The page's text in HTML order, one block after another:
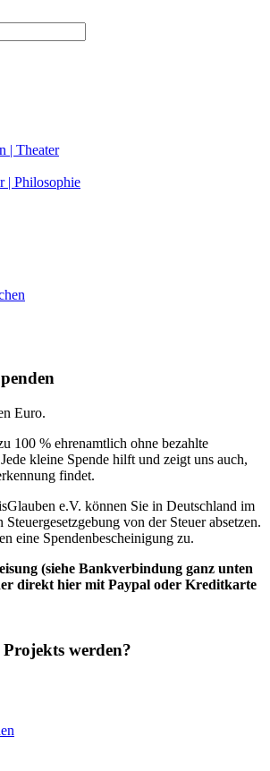
| Theater
| Philosophie
100 % ehrenamtlich ohne bezahlte
kleine Spende hilft und zeigt uns auch,
findet.
e.V. können Sie in Deutschland im
Steuergesetzgebung von der Steuer absetzen.
eine Spendenbescheinigung zu.
(siehe Bankverbindung ganz unten
direkt hier mit Paypal oder Kreditkarte
werden?